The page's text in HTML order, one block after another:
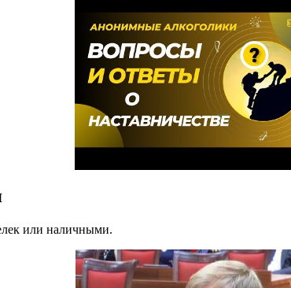
или наличными.